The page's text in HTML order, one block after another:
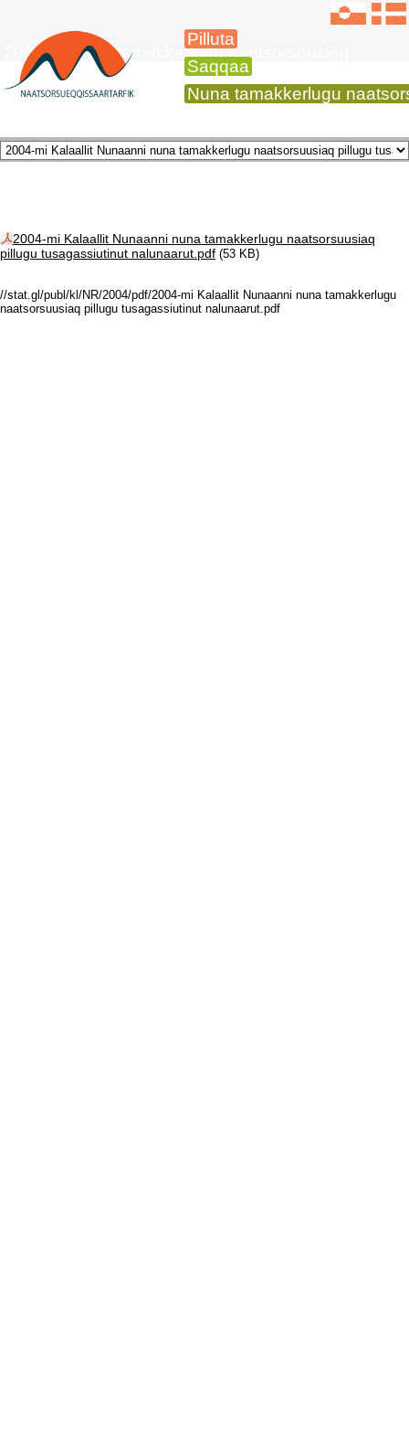
Pilluta
Saqqaa
Nuna tamakkerlugu
2004-mi nuna tamakkerlugu naatsorsuusiaq
2004-mi Kalaallit Nunaanni nuna tamakkerlugu naatsorsuusiaq
pillugu tusagassiutinut nalunaarut.pdf (53 KB)
//stat.gl/publ/kl/NR/2004/pdf/2004-mi Kalaallit Nunaanni nuna tamakkerlugu
naatsorsuusiaq pillugu tusagassiutinut nalunaarut.pdf